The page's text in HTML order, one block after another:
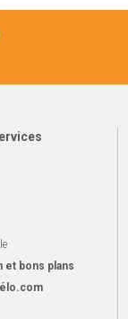
et bons plans